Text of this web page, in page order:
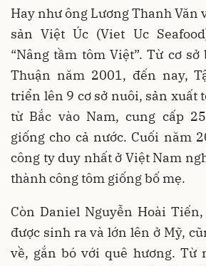
Hay như ông Lương Thanh Văn
sản Việt Úc (Viet Uc
“Nâng tầm tôm Việt”. Từ cơ
Thuận năm 2001, đến nay,
triển lên 9 cơ sở nuôi, sản xuất
từ Bắc vào Nam, cung cấp
giống cho cả nước. Cuối năm
công ty duy nhất ở Việt Nam
thành công tôm giống bố mẹ.
Còn Daniel Nguyễn Hoài
được sinh ra và lớn lên ở Mỹ,
về, gắn bó với quê hương. Từ